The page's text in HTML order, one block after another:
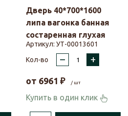
Дверь 40*700*1600
липа вагонка банная
состаренная глухая
Артикул: УТ-00013601
Кол-во
– +
от 6961 ₽ / шт
Купить в один клик